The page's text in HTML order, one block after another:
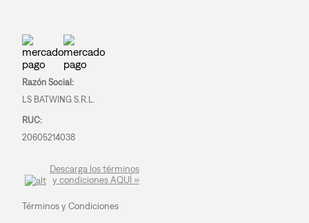
Razón Social:
LS BATWING S.R.L.
RUC:
20605214038
Descarga los términos
y condiciones AQUÍ »
Términos y Condiciones